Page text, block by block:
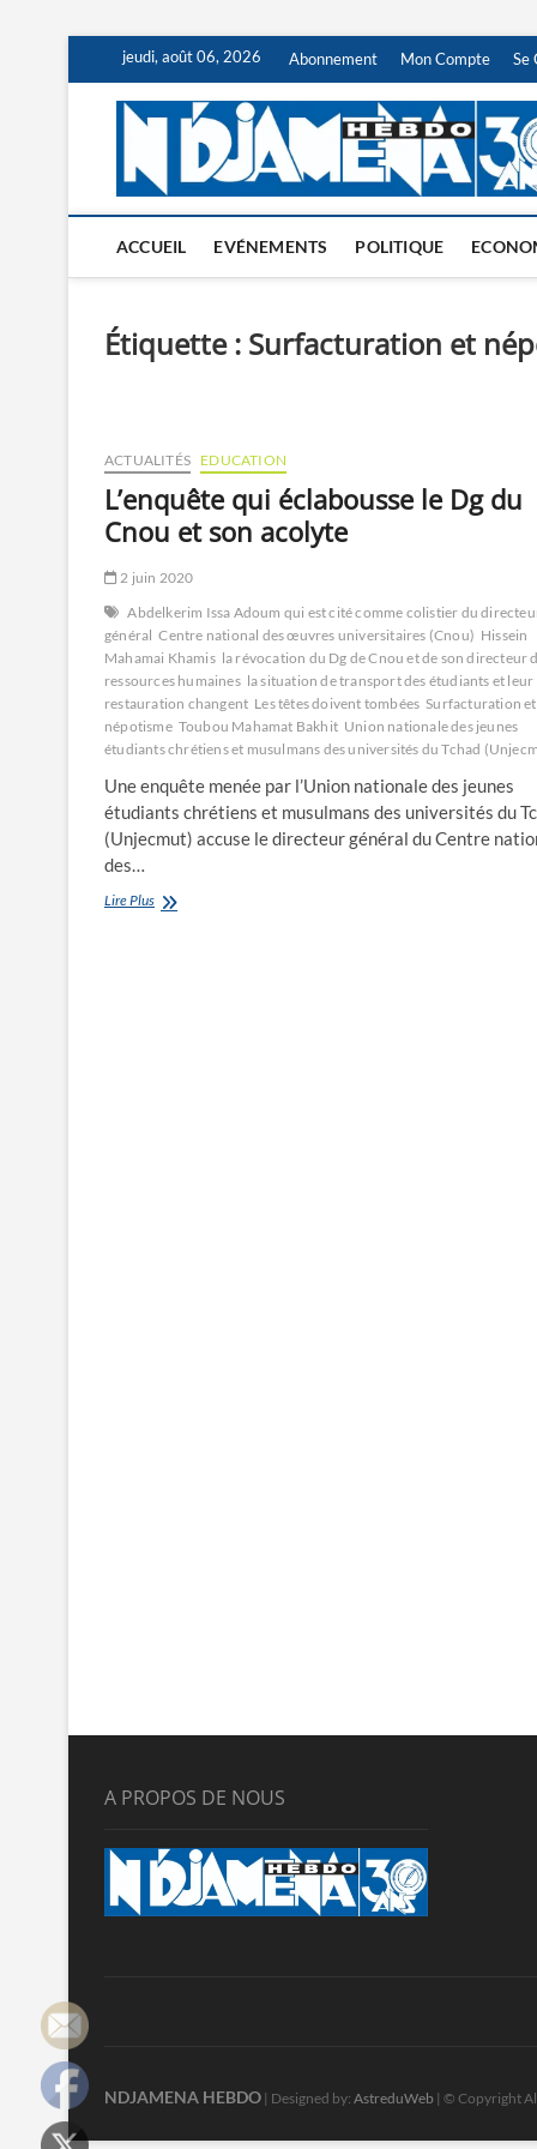
content
jeudi, août 06, 2026 Abonnement Mon Compte Se
ACCUEIL EVÉNEMENTS POLITIQUE
Étiquette : Surfacturation et
ACTUALITÉS EDUCATION
L’enquête qui éclabousse le Dg du
Cnou et son acolyte
2 juin 2020
Abdelkerim Issa Adoum qui est cité comme colistier du
général Centre national des œuvres universitaires (Cnou) Hissein
Mahamai Khamis la révocation du Dg de Cnou et de son directeur
ressources humaines la situation de transport des étudiants et leur
restauration changent Les têtes doivent tombées Surfacturation et
népotisme Toubou Mahamat Bakhit Union nationale des jeunes
étudiants chrétiens et musulmans des universités du Tchad
Une enquête menée par l’Union nationale des jeunes
étudiants chrétiens et musulmans des universités du
(Unjecmut) accuse le directeur général du Centre
des…
Lire PlusL’enquête
A PROPOS DE NOUS
NDJAMENA HEBDO | Designed by: AstreduWeb | © Copyright